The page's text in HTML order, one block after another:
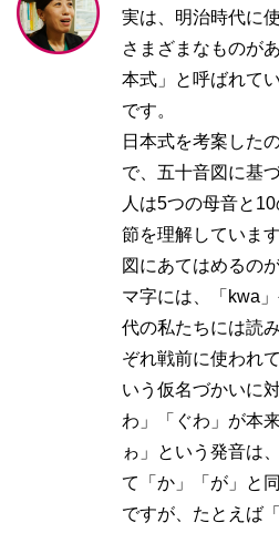
実は、明治時代に
さまざまなものが
本式」と呼ばれて
です。
日本式を考案した
で、五十音図に基
人は5つの母音と
節を理解していま
図にあてはめるの
マ字には、「kwa
代の私たちには読
ぞれ戦前に使われ
いう仮名づかいに
わ」「ぐわ」が本
ゎ」という発音は
て「か」「が」と
ですが、たとえば